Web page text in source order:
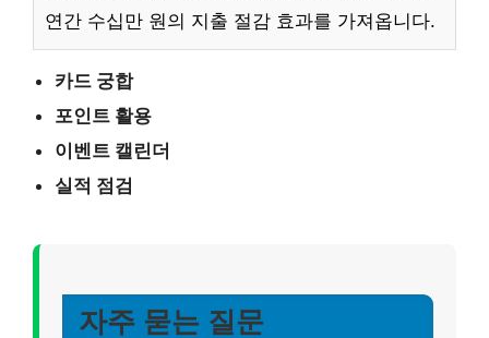
연간 수십만 원의 지출 절감 효과를 가져옵니다.
카드 궁합
포인트 활용
이벤트 캘린더
실적 점검
자주 묻는 질문